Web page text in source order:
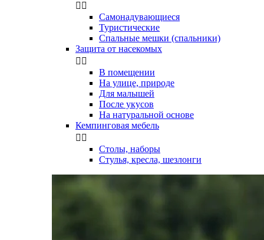
 
Самонадувающиеся
Туристические
Спальные мешки (спальники)
Защита от насекомых
 
В помещении
На улице, природе
Для малышей
После укусов
На натуральной основе
Кемпинговая мебель
 
Столы, наборы
Стулья, кресла, шезлонги